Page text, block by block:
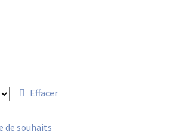
Effacer
de souhaits